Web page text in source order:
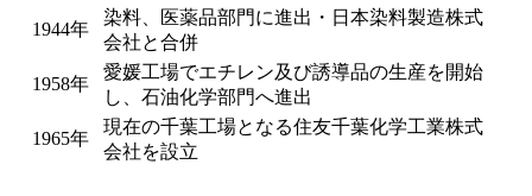
1944年
染料、医薬品部門に進出・日本染料製造株式
会社と合併
1958年
愛媛工場でエチレン及び誘導品の生産を開始
し、石油化学部門へ進出
1965年
現在の千葉工場となる住友千葉化学工業株式
会社を設立